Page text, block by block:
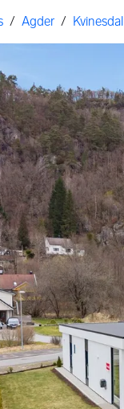
/ Agder / Kvinesdal